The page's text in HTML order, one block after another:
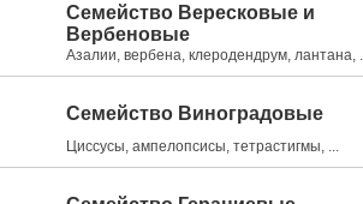
Семейство Вересковые и
Вербеновые
Азалии, вербена, клеродендрум, лантана, ...
Семейство Виноградовые
Циссусы, ампелопсисы, тетрастигмы, ...